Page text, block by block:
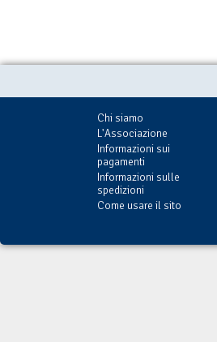
Chi siamo
L'Associazione
Informazioni sui
pagamenti
Informazioni sulle
spedizioni
Come usare il sito